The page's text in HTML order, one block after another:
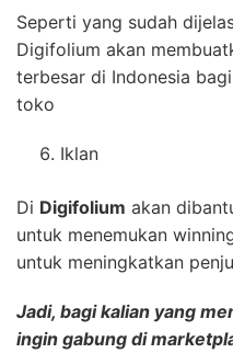
Seperti yang sudah
Digifolium akan
terbesar di Indonesia
toko
Iklan
Di Digifolium akan
untuk menemukan
untuk meningkatkan
Jadi, bagi kalian yang
ingin gabung di